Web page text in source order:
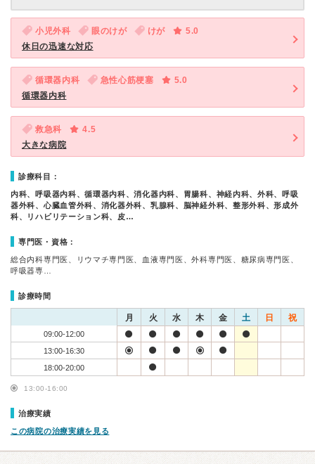
小児外科 眼のけが けが
5.0
休日の迅速な対応
循環器内科 急性心筋梗塞
5.0
循環器内科
救急科
4.5
大きな病院
診療科目：
内科、呼吸器内科、循環器内科、消化器内科、胃腸科、神経内科、外科、呼吸
器外科、心臓血管外科、消化器外科、乳腺科、脳神経外科、整形外科、形成外
科、リハビリテーション科、皮…
専門医・資格：
総合内科専門医、リウマチ専門医、血液専門医、外科専門医、糖尿病専門医、
呼吸器専…
診療時間
月 火 水 木 金 土 日 祝
09:00-12:00
13:00-16:30
18:00-20:00
13:00-16:00
治療実績
この病院の治療実績を見る